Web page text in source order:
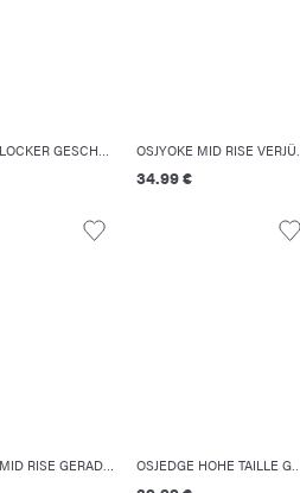
34.99 €
OSJEDGE HOHE TAILLE